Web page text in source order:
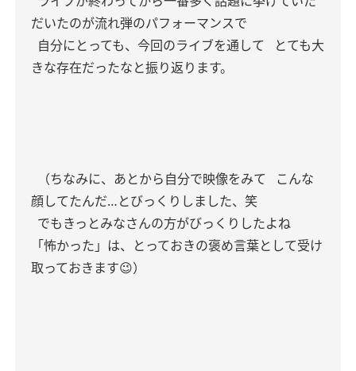
だいたのが流れ弾のパフォーマンスで
自分にとっても、今回のライブを通して
とても大
きな存在だったなと振り返ります。
（ちなみに、あとから自分で映像をみて
こんな
顔してたんだ…とびっくりしました、笑
でもきっとみなさんの方がびっくりしたよね
「怖かった」は、とっておきの褒め言葉として受け
取っておきます😉）